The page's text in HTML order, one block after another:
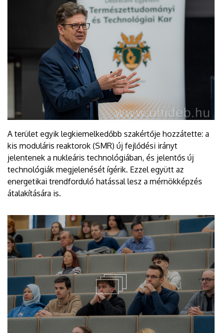
A terület egyik legkiemelkedőbb szakértője hozzátette: a
kis moduláris reaktorok (SMR) új fejlődési irányt
jelentenek a nukleáris technológiában, és jelentős új
technológiák megjelenését ígérik. Ezzel együtt az
energetikai trendforduló hatással lesz a mérnökképzés
átalakítására is.